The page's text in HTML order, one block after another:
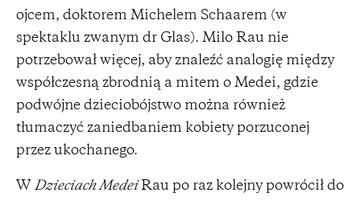
ojcem, doktorem Michelem Schaarem (w
spektaklu zwanym dr Glas). Milo Rau nie
potrzebował więcej, aby znaleźć analogię między
współczesną zbrodnią a mitem o Medei, gdzie
podwójne dzieciobójstwo można również
tłumaczyć zaniedbaniem kobiety porzuconej
przez ukochanego.
W Dzieciach MedeiRau po raz kolejny powrócił do